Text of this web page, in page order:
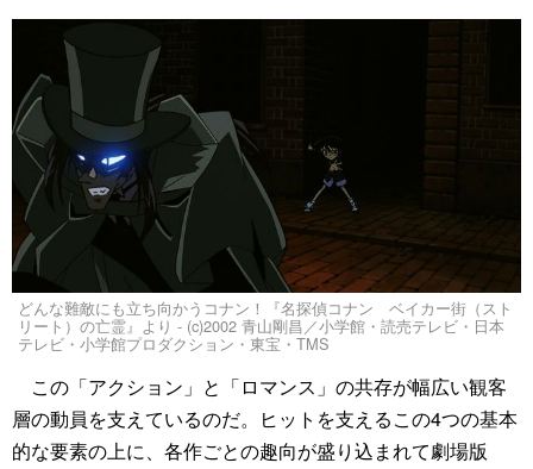
どんな難敵にも立ち向かうコナン！『名探偵コナン ベイカー街（スト
リート）の亡霊』より - (c)2002 青山剛昌／小学館・読売テレビ・日本
テレビ・小学館プロダクション・東宝・TMS
この「アクション」と「ロマンス」の共存が幅広い観客
層の動員を支えているのだ。ヒットを支えるこの4つの基本
的な要素の上に、各作ごとの趣向が盛り込まれて劇場版